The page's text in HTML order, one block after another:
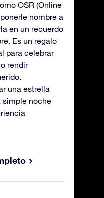
OSR (Online
nombre a
en un recuerdo
Es un regalo
para celebrar
rendir
una estrella
simple noche